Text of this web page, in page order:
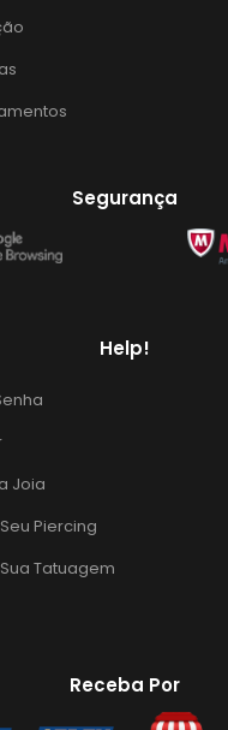
Segurança
Help!
Joia
Piercing
Tatuagem
Receba Por